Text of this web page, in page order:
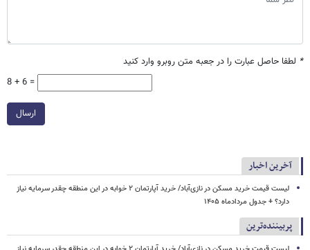
* لطفا حاصل عبارت را در جعبه متن روبرو وارد کنید
8 + 6 =
ارسال
آخرین اخبار
لیست قیمت خرید مسکن در نازی‌آباد/ خرید آپارتمان ۲ خوابه در این منطقه چقدر سرمایه نیاز
دارد؟ + جدول مردادماه ۱۴۰۵
پربیننده‌ترین